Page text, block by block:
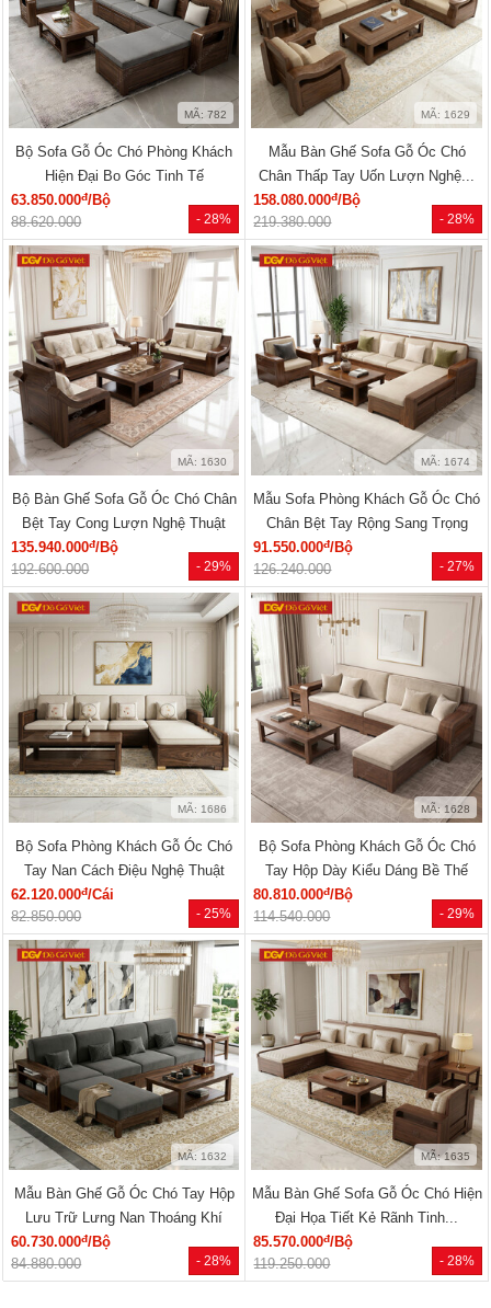
- 28%
MÃ: 782
Bộ Sofa Gỗ Óc Chó Phòng Khách
Hiện Đại Bo Góc Tinh Tế
63.850.000đ/Bộ
88.620.000
- 28%
MÃ: 1629
Mẫu Bàn Ghế Sofa Gỗ Óc Chó
Chân Thấp Tay Uốn Lượn Nghệ...
158.080.000đ/Bộ
219.380.000
- 29%
MÃ: 1630
Bộ Bàn Ghế Sofa Gỗ Óc Chó Chân
Bệt Tay Cong Lượn Nghệ Thuật
135.940.000đ/Bộ
192.600.000
- 27%
MÃ: 1674
Mẫu Sofa Phòng Khách Gỗ Óc Chó
Chân Bệt Tay Rộng Sang Trọng
91.550.000đ/Bộ
126.240.000
- 25%
MÃ: 1686
Bộ Sofa Phòng Khách Gỗ Óc Chó
Tay Nan Cách Điệu Nghệ Thuật
62.120.000đ/Cái
82.850.000
- 29%
MÃ: 1628
Bộ Sofa Phòng Khách Gỗ Óc Chó
Tay Hộp Dày Kiểu Dáng Bề Thế
80.810.000đ/Bộ
114.540.000
- 28%
MÃ: 1632
Mẫu Bàn Ghế Gỗ Óc Chó Tay Hộp
Lưu Trữ Lưng Nan Thoáng Khí
60.730.000đ/Bộ
84.880.000
- 28%
MÃ: 1635
Mẫu Bàn Ghế Sofa Gỗ Óc Chó Hiện
Đại Họa Tiết Kẻ Rãnh Tinh...
85.570.000đ/Bộ
119.250.000